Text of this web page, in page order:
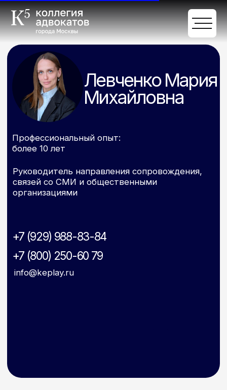
Левченко Мария
Михайловна
Профессиональный опыт:
более 10 лет
+7 (800) 250-60 79
+7 (929) 988-83-84
info@keplay.ru
Руководитель направления сопровождения,
организациями